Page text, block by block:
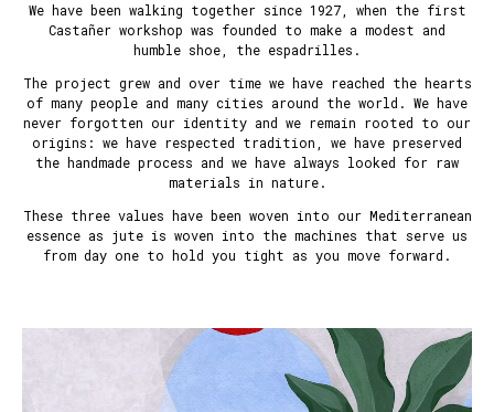
We have been walking together since 1927, when the first
Castañer workshop was founded to make a modest and
humble shoe, the espadrilles.
The project grew and over time we have reached the hearts
of many people and many cities around the world. We have
never forgotten our identity and we remain rooted to our
origins: we have respected tradition, we have preserved
the handmade process and we have always looked for raw
materials in nature.
These three values have been woven into our Mediterranean
essence as jute is woven into the machines that serve us
from day one to hold you tight as you move forward.